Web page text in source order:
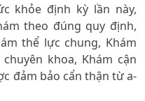
khỏe định kỳ lần này,
theo đúng quy định,
thể lực chung, Khám
khoa, Khám cận
đảm bảo cẩn thận từ a-